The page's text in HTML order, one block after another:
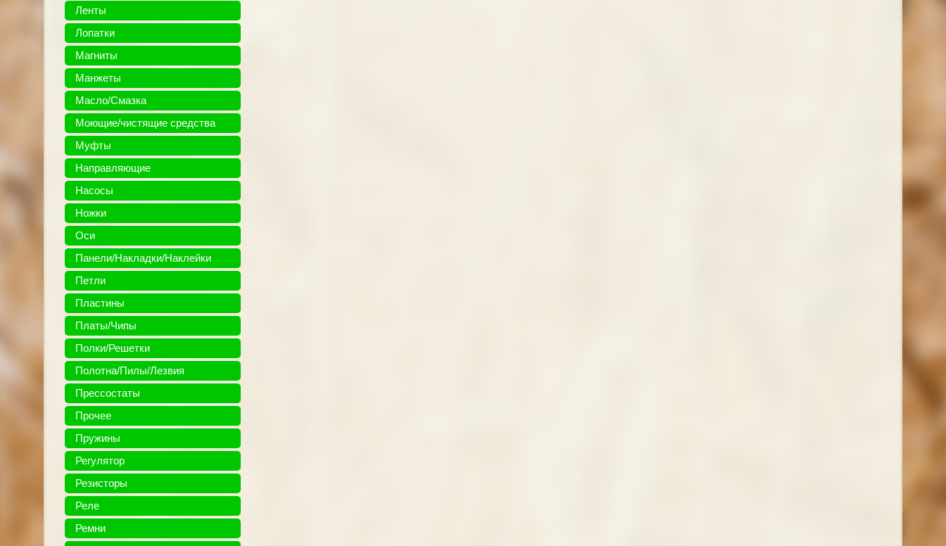
Ленты
Лопатки
Магниты
Манжеты
Масло/Смазка
Моющие/чистящие средства
Муфты
Направляющие
Насосы
Ножки
Оси
Панели/Накладки/Наклейки
Петли
Пластины
Платы/Чипы
Полки/Решетки
Полотна/Пилы/Лезвия
Прессостаты
Прочее
Пружины
Регулятор
Резисторы
Реле
Ремни